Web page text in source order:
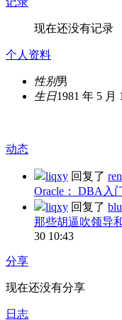
现在还没有记录
个人资料
性别男
生日1981 年 5 月
动态
liqxy 回复了
Oracle： DBA入
liqxy 回复了
那些胡逼吹领导
30 10:43
分享
现在还没有分享
日志